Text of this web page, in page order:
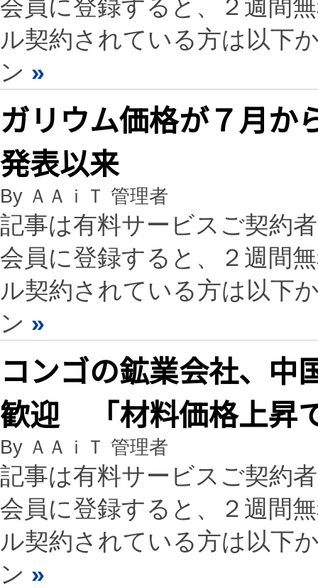
会員に登録すると、２週間
ル契約されている方は以下
ン »
ガリウム価格が７月か
発表以来
By ＡＡｉＴ 管理者
記事は有料サービスご契約
会員に登録すると、２週間
ル契約されている方は以下
ン »
コンゴの鉱業会社、中
歓迎 「材料価格上昇
By ＡＡｉＴ 管理者
記事は有料サービスご契約
会員に登録すると、２週間
ル契約されている方は以下
ン »